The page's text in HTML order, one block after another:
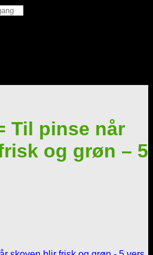
Til pinse når
og grøn – 5